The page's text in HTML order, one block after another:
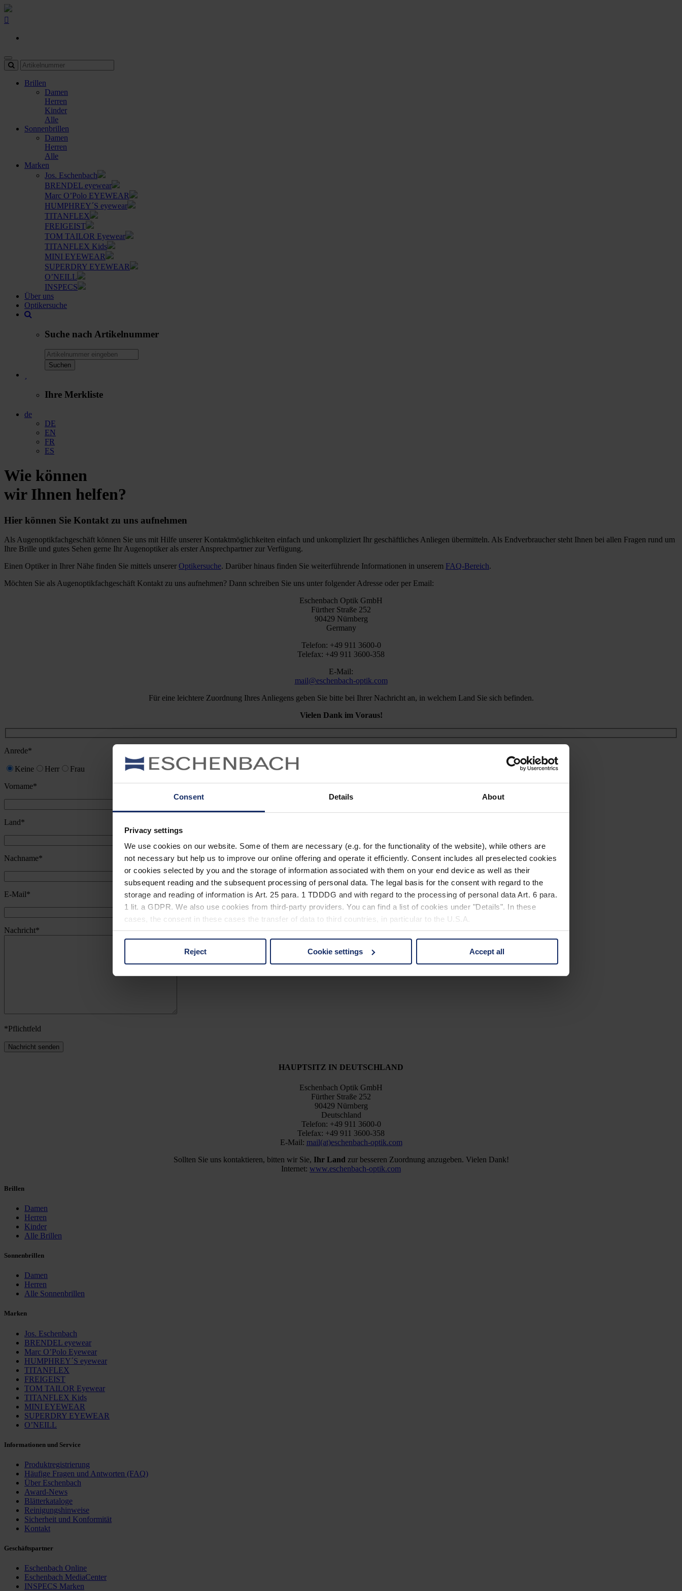
Consent Details About
Privacy settings
We use cookies on our website. Some of them are necessary (e.g. for the functionality of the website), while others are
not necessary but help us to improve our online offering and operate it efficiently. Consent includes all preselected cookies
or cookies selected by you and the storage of information associated with them on your end device as well as their
subsequent reading and the subsequent processing of personal data. The legal basis for the consent with regard to the
storage and reading of information is Art. 25 para. 1 TDDDG and with regard to the processing of personal data Art. 6 para.
1 lit. a GDPR. We also use cookies from third-party providers. You can find a list of cookies under "Details". In these
cases, the consent in these cases the transfer of data to third countries, in particular to the U.S.A.
You can consent to the use of non-essential cookies by clicking on the "Accept all" button or change your mind by clicking
Reject Cookie settings Accept all
Brillen
Damen
Herren
Kinder
Alle
Sonnenbrillen
Damen
Herren
Alle
Marken
Jos. Eschenbach
BRENDEL eyewear
Marc O’Polo EYEWEAR
HUMPHREY´S eyewear
TITANFLEX
FREIGEIST
TOM TAILOR Eyewear
TITANFLEX Kids
MINI EYEWEAR
SUPERDRY EYEWEAR
O’NEILL
INSPECS
Über uns
Optikersuche
Suche nach Artikelnummer
Suchen
Ihre Merkliste
de
DE
EN
FR
ES
Wie können
wir Ihnen helfen?
Hier können Sie Kontakt zu uns aufnehmen
Als Augenoptikfachgeschäft können Sie uns mit Hilfe unserer Kontaktmöglichkeiten einfach und unkompliziert Ihr geschäftliches Anliegen übermitteln. Als Endverbraucher steht Ihnen bei allen Fragen rund um
Ihre Brille und gutes Sehen gerne Ihr Augenoptiker als erster Ansprechpartner zur Verfügung.
Einen Optiker in Ihrer Nähe finden Sie mittels unserer Optikersuche. Darüber hinaus finden Sie weiterführende Informationen in unserem FAQ-Bereich.
Möchten Sie als Augenoptikfachgeschäft Kontakt zu uns aufnehmen? Dann schreiben Sie uns unter folgender Adresse oder per Email:
Eschenbach Optik GmbH
Fürther Straße 252
90429 Nürnberg
Germany
Telefon: +49 911 3600-0
Telefax: +49 911 3600-358
E-Mail:
mail@eschenbach-optik.com
Für eine leichtere Zuordnung Ihres Anliegens geben Sie bitte bei Ihrer Nachricht an, in welchem Land Sie sich befinden.
Vielen Dank im Voraus!
Anrede*
Keine Herr
Frau
Vorname*
Land*
Nachname*
E-Mail*
Nachricht*
*Pflichtfeld
HAUPTSITZ IN DEUTSCHLAND
Eschenbach Optik GmbH
Fürther Straße 252
90429 Nürnberg
Deutschland
Telefon: +49 911 3600-0
Telefax: +49 911 3600-358
E-Mail: mail(at)eschenbach-optik.com
Sollten Sie uns kontaktieren, bitten wir Sie, Ihr Land zur besseren Zuordnung anzugeben. Vielen Dank!
Internet: www.eschenbach-optik.com
Brillen
Damen
Herren
Kinder
Alle Brillen
Sonnenbrillen
Damen
Herren
Alle Sonnenbrillen
Marken
Jos. Eschenbach
BRENDEL eyewear
Marc O’Polo Eyewear
HUMPHREY´S eyewear
TITANFLEX
FREIGEIST
TOM TAILOR Eyewear
TITANFLEX Kids
MINI EYEWEAR
SUPERDRY EYEWEAR
O’NEILL
Informationen und Service
Produktregistrierung
Häufige Fragen und ­Antworten (FAQ)
Über Eschenbach
Award-News
Blätterkataloge
Reinigungshinweise
Sicherheit und Konformität
Kontakt
Geschäfts­partner
Eschenbach Online
Eschenbach MediaCenter
INSPECS Marken